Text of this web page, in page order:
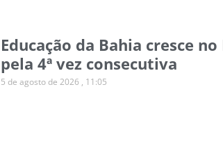
Educação da Bahia cresce no
pela 4ª vez consecutiva
5 de agosto de 2026 11:05